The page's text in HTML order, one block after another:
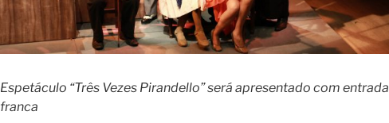
Espetáculo “Três Vezes Pirandello” será apresentado com entrada
franca